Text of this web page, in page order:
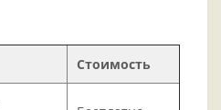
Стоимость